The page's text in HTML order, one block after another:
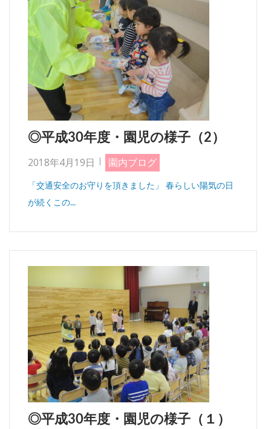
◎平成30年度・園児の様子（2）
2018年4月19日 園内ブログ
「交通安全のお守りを頂きました」 春らしい陽気の日
が続くこの...
◎平成30年度・園児の様子（１）